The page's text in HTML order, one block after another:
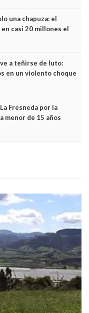
una chapuza: el
casi 20 millones el
no cabían por los
a teñirse de luto:
en un violento choque
Fresneda por la
menor de 15 años